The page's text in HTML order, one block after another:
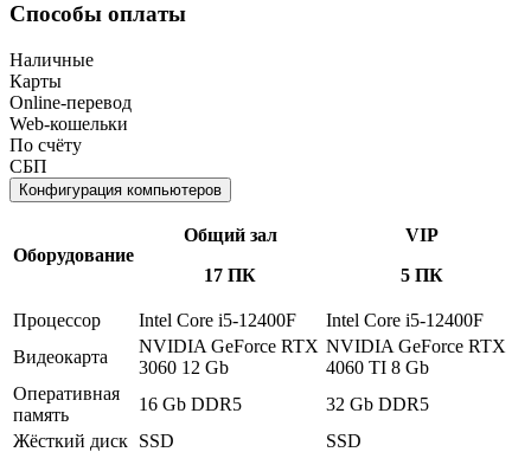
Способы оплаты
Наличные
Карты
Online-перевод
Web-кошельки
По счёту
СБП
Конфигурация компьютеров
Оборудование
Общий зал
17 ПК
VIP
5 ПК
Процессор Intel Core i5-12400F
Intel Core i5-12400F
Видеокарта
NVIDIA GeForce RTX
3060 12 Gb
NVIDIA GeForce RTX
4060 TI 8 Gb
Оперативная
память
16 Gb DDR5
32 Gb DDR5
Жёсткий диск SSD
SSD